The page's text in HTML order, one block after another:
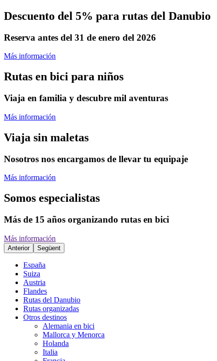
Descuento del 5% para rutas del Danubio
Reserva antes del 31 de enero del 2026
Más información
Rutas en bici para niños
Viaja en familia y descubre mil aventuras
Más información
Viaja sin maletas
Nosotros nos encargamos de llevar tu equipaje
Más información
Somos especialistas
Más de 15 años organizando rutas en bici
Más información
Anterior Següent
España
Suiza
Austria
Flandes
Rutas del Danubio
Rutas organizadas
Otros destinos
Alemania en bici
Mallorca y Menorca
Holanda
Italia